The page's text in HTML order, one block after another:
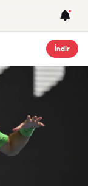
İndir